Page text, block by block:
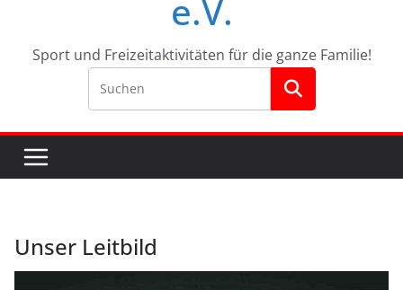
e.V.
Sport und Freizeitaktivitäten für die ganze Familie!
Unser Leitbild